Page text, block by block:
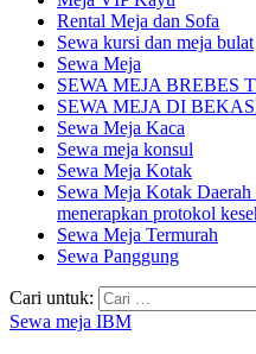
Rental Meja dan Sofa
Sewa kursi dan meja bulat
Sewa Meja
SEWA MEJA BREBES
SEWA MEJA DI
Sewa Meja Kaca
Sewa meja konsul
Sewa Meja Kotak
Sewa Meja Kotak
menerapkan protokol
Sewa Meja Termurah
Sewa Panggung
Cari untuk:
Sewa meja IBM